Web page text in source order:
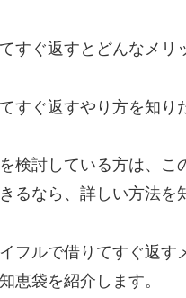
すぐ返すとどんなメリ
すぐ返すやり方を知り
検討している方は、
るなら、詳しい方法を
フルで借りてすぐ返
恵袋を紹介します。